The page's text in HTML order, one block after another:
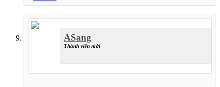
ASang
Thành viên mới